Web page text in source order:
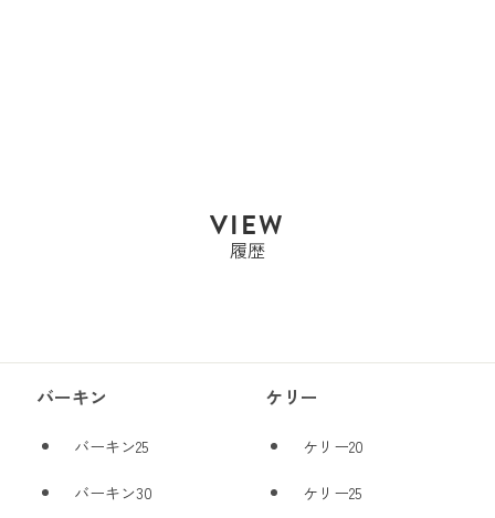
VIEW
履歴
バーキン
バーキン25
バーキン30
ケリー
ケリー20
ケリー25